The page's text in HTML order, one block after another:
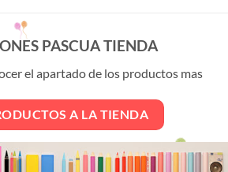
Las
se
pueden
elegir
en
página
PASCUA TIENDA
el apartado de los productos mas
A LA TIENDA